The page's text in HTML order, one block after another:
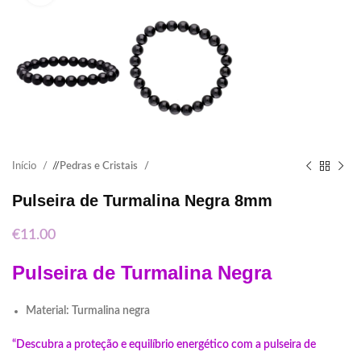
Início / Pedras e Cristais
Pulseira de Turmalina Negra 8mm
€11.00
Pulseira de Turmalina Negra
Material: Turmalina negra
“Descubra a proteção e equilíbrio energético com a pulseira de